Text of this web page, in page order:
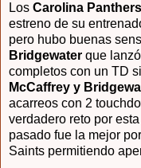
Los Carolina Panthers
estreno de su
pero hubo buenas
Bridgewater que
completos con un TD
McCaffrey y
acarreos con 2
verdadero reto por
pasado fue la mejor
Saints permitiendo